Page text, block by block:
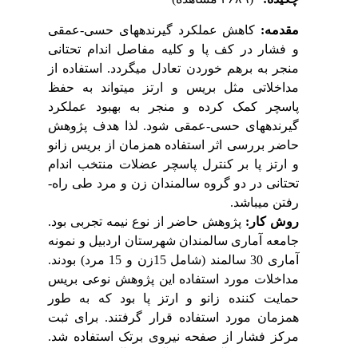
مقدمه:کاهش عملکرد گیرنده­های حسی-عمقی
و فشار در کف پا و کلیه مفاصل اندام تحتانی
منجر به برهم خوردن تعادل می­گردد. استفاده از
مداخلاتی مثل بریس و ارتز می­تواند به حفظ
پاسچر کمک کرده و منجر به بهبود عملکرد
گیرنده­های حسی-عمقی شود.لذا هدف پژوهش
حاضر بررسی اثر استفاده همزمان از بریس زانو
و ارتز پا بر کنترل پاسچر عضلات منتخب اندام
تحتانی در دو گروه سالمندان زن و مرد طی راه­
رفتن می­باشد.
روش ­کار: پژوهش حاضر از نوع نیمه­ تجربی بود.
جامعه آماری سالمندان شهرستان اردبیل و نمونه
آماری 30 سالمند (شامل 15زن و 15 مرد) بودند.
مداخلات مورد استفاده این پژوهش نوعی بریس
حمایت ­کننده زانو و ارتز پا بود که به طور
همزمان مورد استفاده قرار گرفتند. برای ثبت
مرکز فشار از صفحه­ نیروی برتک استفاده شد.